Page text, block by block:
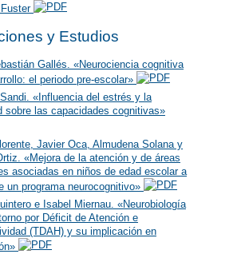
y Estudios
Gallés. «Neurociencia cognitiva
el periodo pre-escolar»
«Influencia del estrés y la
sobre las capacidades cognitivas»
Javier Oca, Almudena Solana y
«Mejora de la atención y de áreas
asociadas en niños de edad escolar a
un programa neurocognitivo»
e Isabel Miernau. «Neurobiología
por Déficit de Atención e
(TDAH) y su implicación en